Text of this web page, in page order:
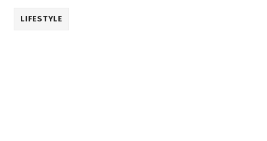
LIFESTYLE